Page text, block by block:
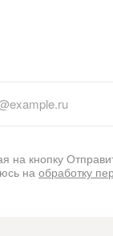
на кнопку
на обработку